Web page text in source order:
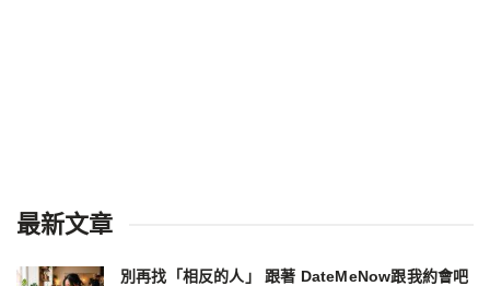
最新文章
別再找「相反的人」 跟著 DateMeNow跟我約會吧